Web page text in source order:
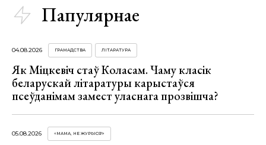
Папулярнае
04.08.2026 ГРАМАДСТВА ЛІТАРАТУРА
Як Міцкевіч стаў Коласам. Чаму класік
беларускай літаратуры карыстаўся
псеўданімам замест уласнага прозвішча?
05.08.2026 «МАМА, НЕ ЖУРЫСЯ!»